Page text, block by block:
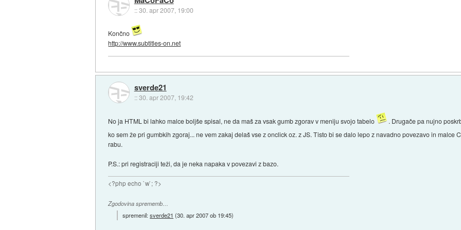
::30. apr 2007, 19:00
Končno
http://www.subtitles-on.net
sverde21
::30. apr 2007, 19:42
No ja HTML bi lahko malce boljše spisal, ne da maš za vsak gumb zgorav v meniju svojo tabelo
. Drugače pa nujno
ko sem že pri gumbkih zgoraj... ne vem zakaj delaš vse z onclick oz. z JS. Tisto bi se dalo lepo z navadno povezavo in malce
rabu.
P.S.: pri registraciji teži, da je neka napaka v povezavi z bazo.
<?php echo `w`; ?>
Zgodovina sprememb…
spremenil:sverde21 (30. apr 2007 ob 19:45)